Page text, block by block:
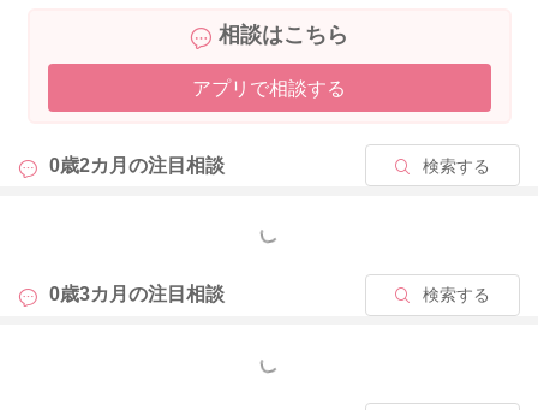
2026/2/27 15:47
相談はこちら
アプリで相談する
0歳2カ月の注目相談 検索する
もっと見る
0歳3カ月の注目相談 検索する
もっと見る